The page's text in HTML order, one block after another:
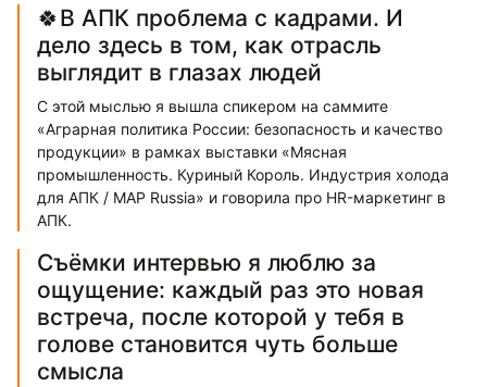
🍀В АПК проблема с кадрами. И
дело здесь в том, как отрасль
выглядит в глазах людей
С этой мыслью я вышла спикером на саммите
«Аграрная политика России: безопасность и качество
продукции» в рамках выставки «Мясная
промышленность. Куриный Король. Индустрия холода
для АПК / MAP Russia» и говорила про HR-маркетинг в
АПК.
Съёмки интервью я люблю за
ощущение: каждый раз это новая
встреча, после которой у тебя в
голове становится чуть больше
смысла